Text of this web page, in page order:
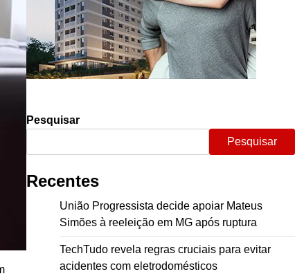
Pesquisar
Pesquisar
Recentes
União Progressista decide apoiar Mateus
Simões à reeleição em MG após ruptura
TechTudo revela regras cruciais para evitar
acidentes com eletrodomésticos